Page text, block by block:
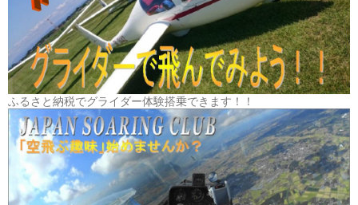
ふるさと納税でグライダー体験搭乗できます！！